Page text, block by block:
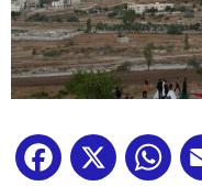
Facebook
X